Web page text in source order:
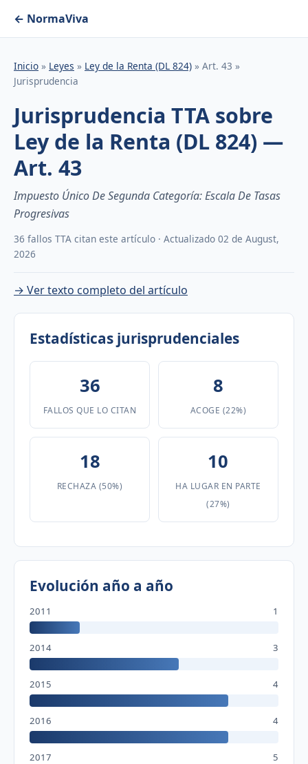
← NormaViva
Inicio » Leyes » Ley de la Renta (DL 824) » Art. 43 »
Jurisprudencia
Jurisprudencia TTA sobre
Ley de la Renta (DL 824) —
Art. 43
Impuesto Único De Segunda Categoría: Escala De Tasas
Progresivas
36 fallos TTA citan este artículo · Actualizado 02 de August,
2026
→ Ver texto completo del artículo
Estadísticas jurisprudenciales
36
FALLOS QUE LO CITAN
8
ACOGE (22%)
18
RECHAZA (50%)
10
HA LUGAR EN PARTE
(27%)
Evolución año a año
2011 1
2014 3
2015 4
2016 4
2017 5